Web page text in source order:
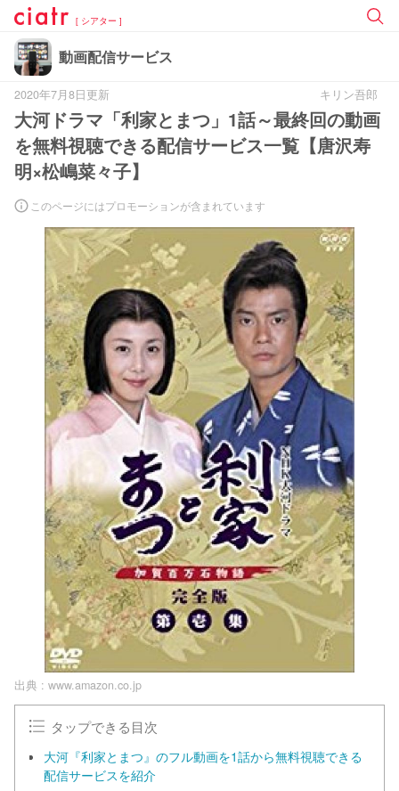
[ シアター ]
動画配信サービス
2020年7月8日更新 キリン吾郎
大河ドラマ「利家とまつ」1話～最終回の動画
を無料視聴できる配信サービス一覧【唐沢寿
明×松嶋菜々子】
このページにはプロモーションが含まれています
出典 : www.amazon.co.jp
タップできる目次
大河『利家とまつ』のフル動画を1話から無料視聴できる
配信サービスを紹介